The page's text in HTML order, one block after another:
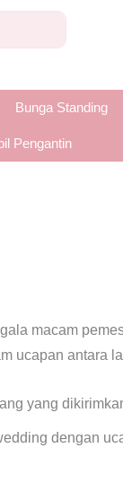
Bunga Standing
Pengantin
macam
ucapan antara
yang
dengan